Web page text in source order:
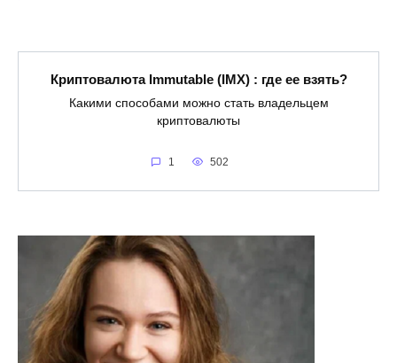
Криптовалюта Immutable (IMX) : где ее взять?
Какими способами можно стать владельцем
криптовалюты
1 502